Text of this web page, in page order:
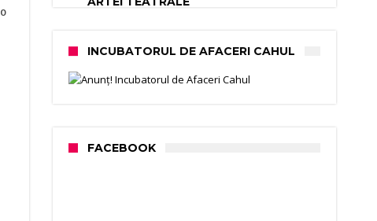
0
INCUBATORUL DE AFACERI CAHUL
FACEBOOK